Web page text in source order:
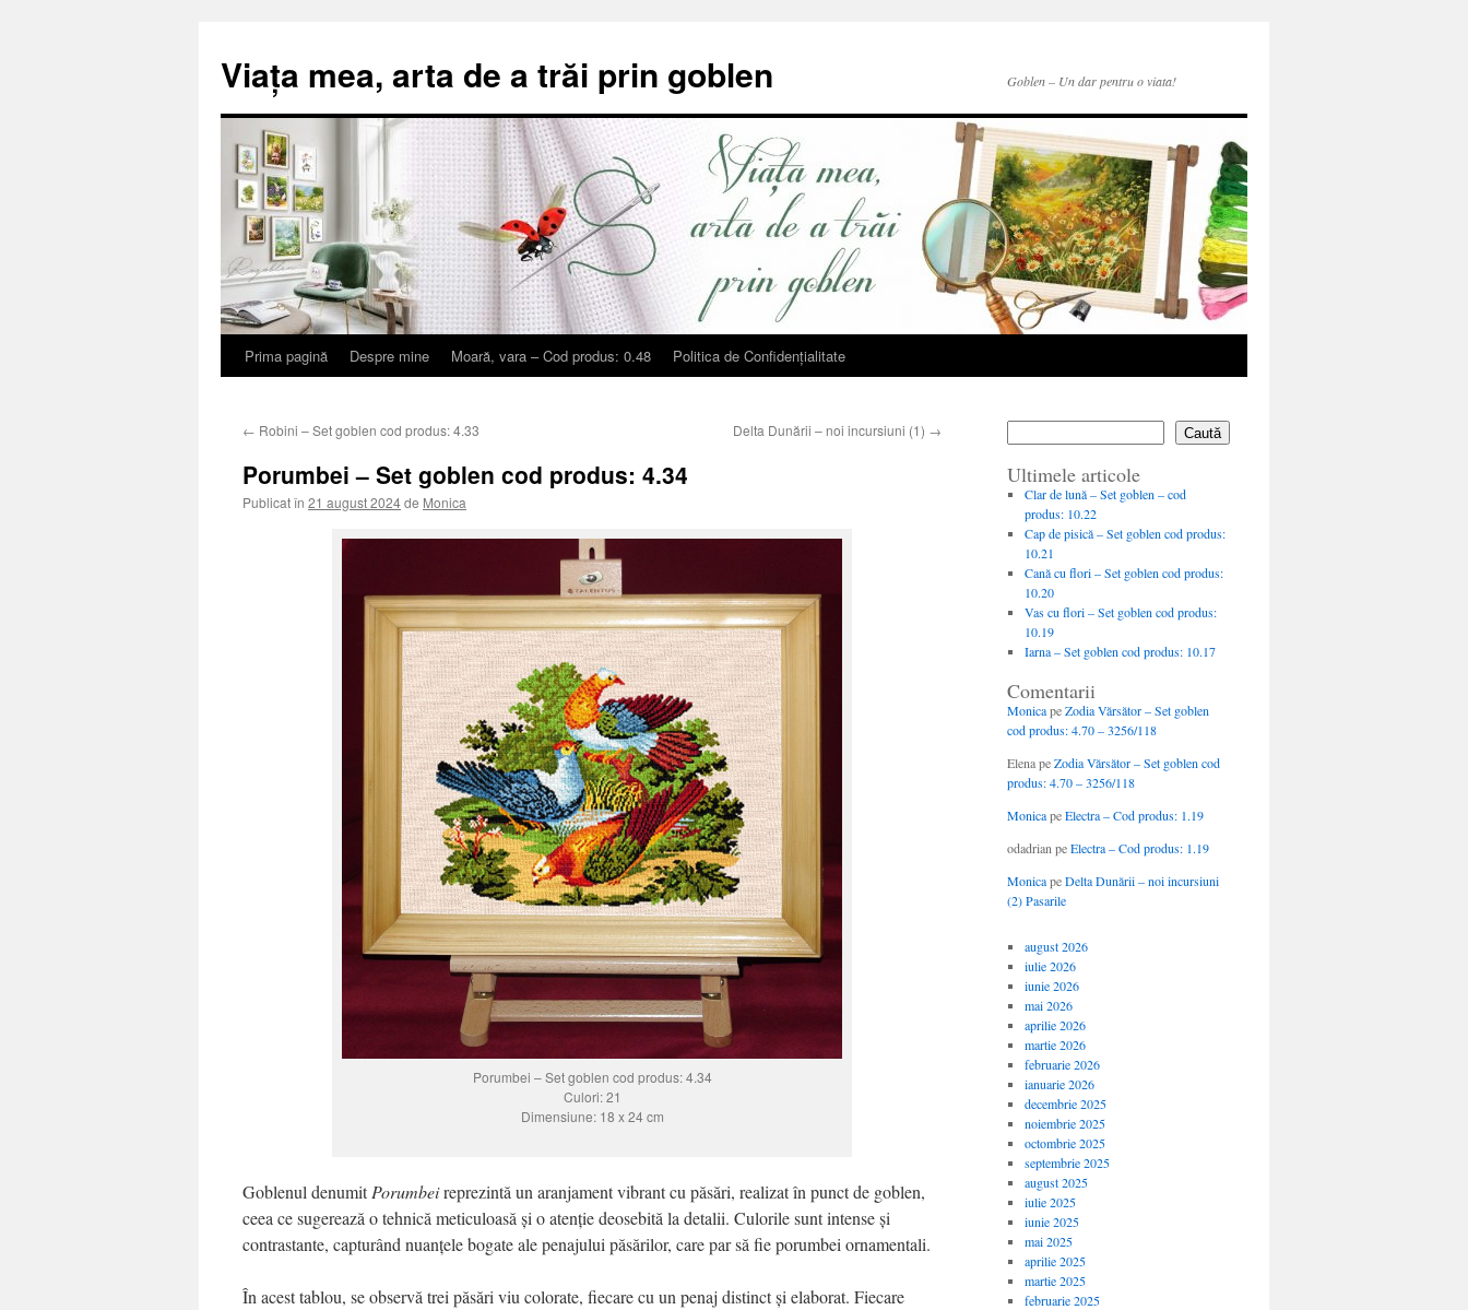
Viața mea, arta de a trăi prin goblen Goblen – Un dar pentru o viata!
Sari
conținut
Prima pagină Despre mine Moară, vara – Cod produs: 0.48 Politica de Confidențialitate
← Robini – Set goblen cod produs: 4.33 Delta Dunării – noi incursiuni (1) →
Porumbei – Set goblen cod produs: 4.34
Publicat în 21 august 2024de Monica
Porumbei – Set goblen cod produs: 4.34
Culori: 21
Dimensiune: 18 x 24 cm
Goblenul denumitPorumbeireprezintă un aranjament vibrant cu păsări, realizat în punct de goblen,
ceea ce sugerează o tehnică meticuloasă și o atenție deosebită la detalii. Culorile sunt intense și
contrastante, capturând nuanțele bogate ale penajului păsărilor, care par să fie porumbei ornamentali.
În acest tablou, se observă trei păsări viu colorate, fiecare cu un penaj distinct și elaborat. Fiecare
Caută
Ultimele articole
Clar de lună – Set goblen – cod
produs: 10.22
Cap de pisică – Set goblen cod produs:
10.21
Cană cu flori – Set goblen cod produs:
10.20
Vas cu flori – Set goblen cod produs:
10.19
Iarna – Set goblen cod produs: 10.17
Comentarii
MonicapeZodia Vărsător – Set goblen
cod produs: 4.70 – 3256/118
ElenapeZodia Vărsător – Set goblen cod
produs: 4.70 – 3256/118
MonicapeElectra – Cod produs: 1.19
odadrian peElectra – Cod produs: 1.19
MonicapeDelta Dunării – noi incursiuni
(2) Pasarile
august 2026
iulie 2026
iunie 2026
mai 2026
aprilie 2026
martie 2026
februarie 2026
ianuarie 2026
decembrie 2025
noiembrie 2025
octombrie 2025
septembrie 2025
august 2025
iulie 2025
iunie 2025
mai 2025
aprilie 2025
martie 2025
februarie 2025